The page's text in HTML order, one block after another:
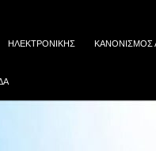
ΗΛΕΚΤΡΟΝΙΚΗΣ ΚΑΝΟΝΙΣΜΟΣ